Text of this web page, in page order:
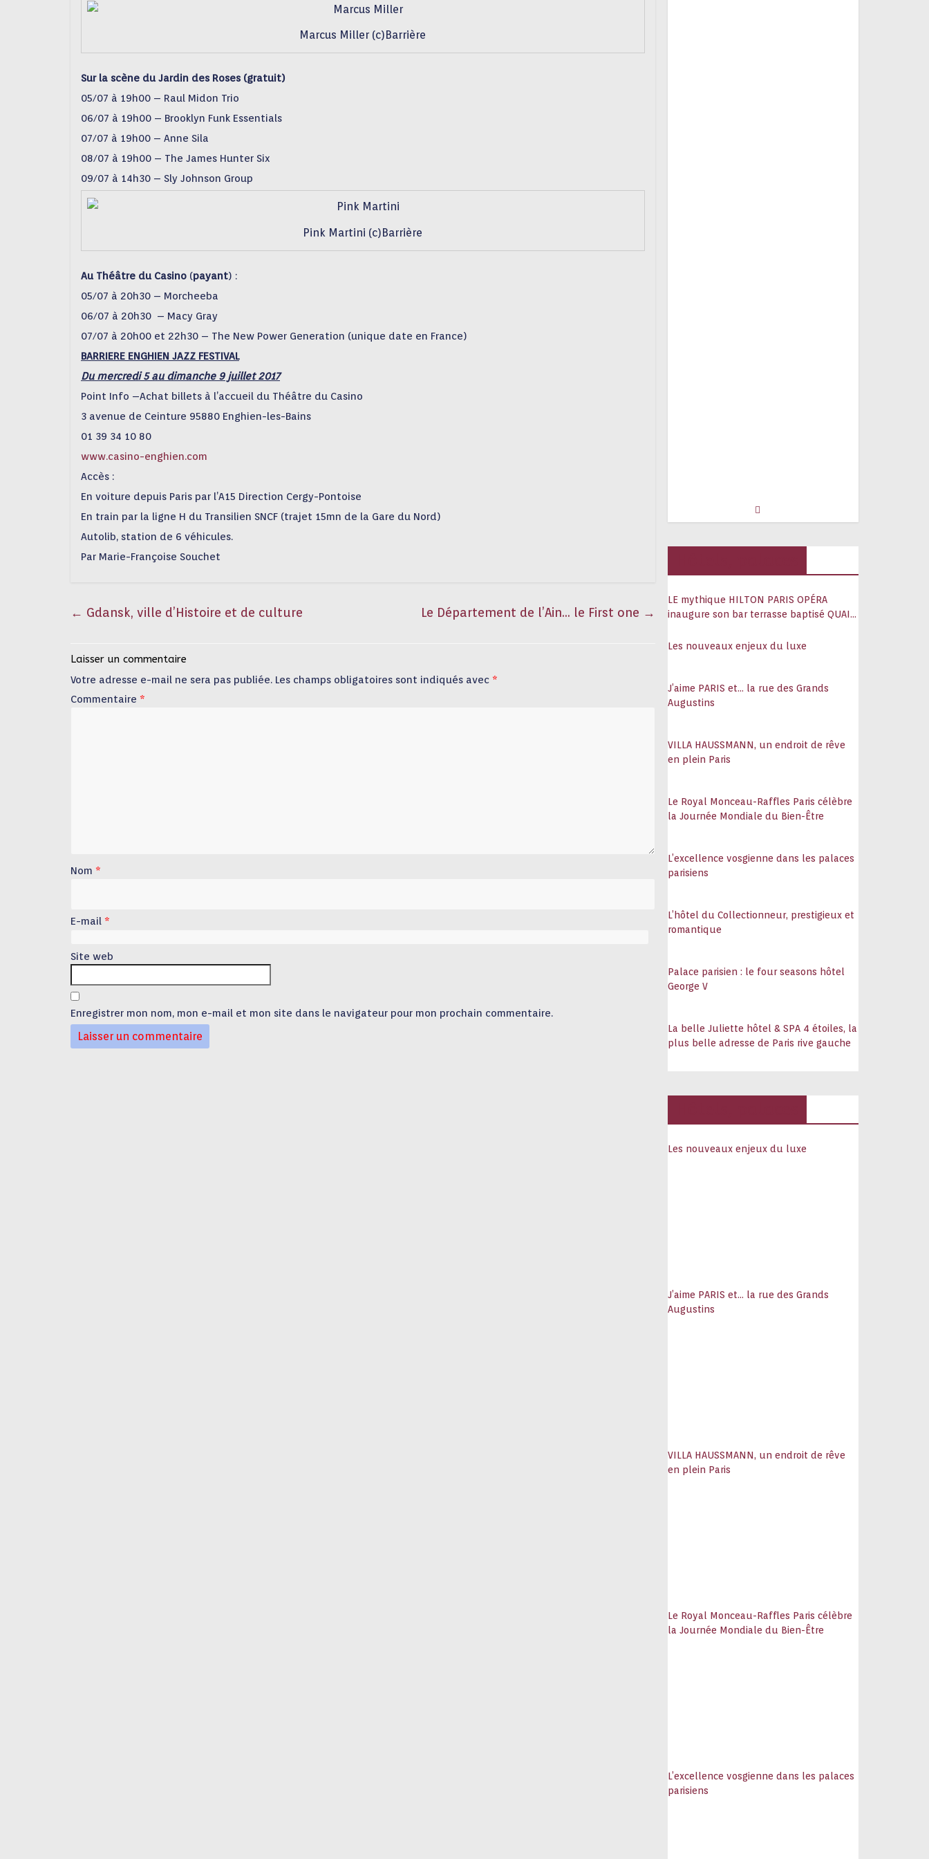
Marcus Miller (c)Barrière
Sur la scène du Jardin des Roses (gratuit)
05/07 à 19h00 – Raul Midon Trio
06/07 à 19h00 – Brooklyn Funk Essentials
07/07 à 19h00 – Anne Sila
08/07 à 19h00 – The James Hunter Six
09/07 à 14h30 – Sly Johnson Group
Pink Martini (c)Barrière
Au Théâtre du Casino (payant) :
05/07 à 20h30 – Morcheeba
06/07 à 20h30 – Macy Gray
07/07 à 20h00 et 22h30 – The New Power Generation (unique date en France)
BARRIERE ENGHIEN JAZZ FESTIVAL
Du mercredi 5 au dimanche 9 juillet 2017
Point Info –Achat billets à l’accueil du Théâtre du Casino
3 avenue de Ceinture 95880 Enghien-les-Bains
01 39 34 10 80
www.casino-enghien.com
Accès :
En voiture depuis Paris par l’A15 Direction Cergy-Pontoise
En train par la ligne H du Transilien SNCF (trajet 15mn de la Gare du Nord)
Autolib, station de 6 véhicules.
Par Marie-Françoise Souchet
← Gdansk, ville d’Histoire et de culture Le Département de l’Ain… le First one →
Laisser un commentaire
Votre adresse e-mail ne sera pas publiée. Les champs obligatoires sont indiqués avec *
Commentaire *
Nom *
E-mail *
Site web
Enregistrer mon nom, mon e-mail et mon site dans le navigateur pour mon prochain commentaire.
LE mythique HILTON PARIS OPÉRA
inaugure son bar terrasse baptisé QUAI
Les nouveaux enjeux du luxe
J’aime PARIS et… la rue des Grands
Augustins
VILLA HAUSSMANN, un endroit de rêve
en plein Paris
Le Royal Monceau-Raffles Paris célèbre
la Journée Mondiale du Bien-Être
L’excellence vosgienne dans les palaces
parisiens
L’hôtel du Collectionneur, prestigieux et
romantique
Palace parisien : le four seasons hôtel
George V
La belle Juliette hôtel & SPA 4 étoiles, la
plus belle adresse de Paris rive gauche
Les nouveaux enjeux du luxe
J’aime PARIS et… la rue des Grands
Augustins
VILLA HAUSSMANN, un endroit de rêve
en plein Paris
Le Royal Monceau-Raffles Paris célèbre
la Journée Mondiale du Bien-Être
L’excellence vosgienne dans les palaces
parisiens